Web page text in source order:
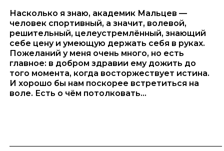
Насколько я знаю, академик Мальцев —
человек спортивный, а значит, волевой,
решительный, целеустремлённый, знающий
себе цену и умеющую держать себя в руках.
Пожеланий у меня очень много, но есть
главное: в добром здравии ему дожить до
того момента, когда восторжествует истина.
И хорошо бы нам поскорее встретиться на
воле. Есть о чём потолковать…